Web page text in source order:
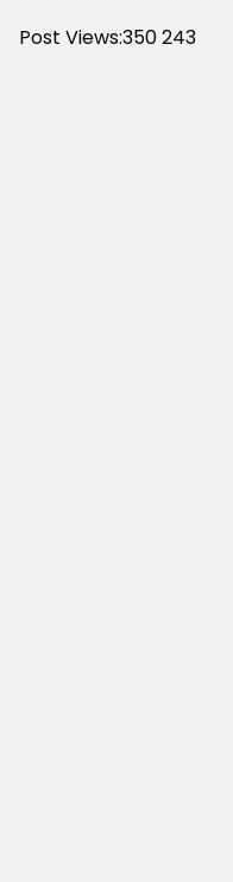
Post Views:350243